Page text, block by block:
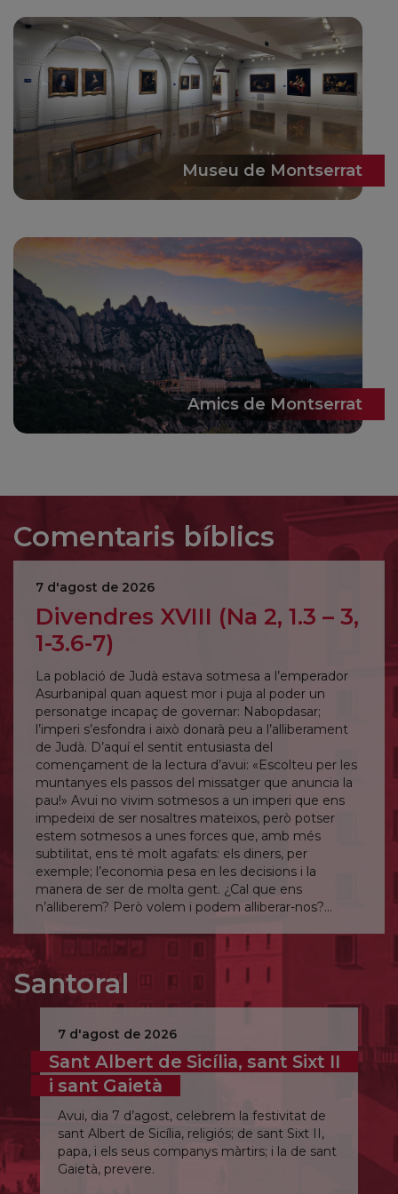
Museu de Montserrat
Amics de Montserrat
Comentaris bíblics
7 d'agost de 2026
Divendres XVIII (Na 2, 1.3 – 3,
1-3.6-7)
La població de Judà estava sotmesa a l’emperador
Asurbanipal quan aquest mor i puja al poder un
personatge incapaç de governar: Nabopdasar;
l’imperi s’esfondra i això donarà peu a l’alliberament
de Judà. D’aquí el sentit entusiasta del
començament de la lectura d’avui: «Escolteu per les
muntanyes els passos del missatger que anuncia la
pau!» Avui no vivim sotmesos a un imperi que ens
impedeixi de ser nosaltres mateixos, però potser
estem sotmesos a unes forces que, amb més
subtilitat, ens té molt agafats: els diners, per
exemple; l’economia pesa en les decisions i la
manera de ser de molta gent. ¿Cal que ens
n’alliberem? Però volem i podem alliberar-nos?
Senyor, allibera’m fins i tot d’allò que no en sóc
conscient.
Santoral
7 d'agost de 2026
Sant Albert de Sicília, sant Sixt II
i sant Gaietà
Avui, dia 7 d’agost, celebrem la festivitat de
sant Albert de Sicília, religiós; de sant Sixt II,
papa, i els seus companys màrtirs; i la de sant
Gaietà, prevere.